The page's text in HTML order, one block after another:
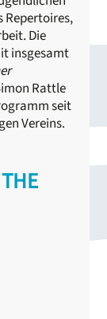
Repertoires,
Die
insgesamt
Rattle
seit
Vereins.